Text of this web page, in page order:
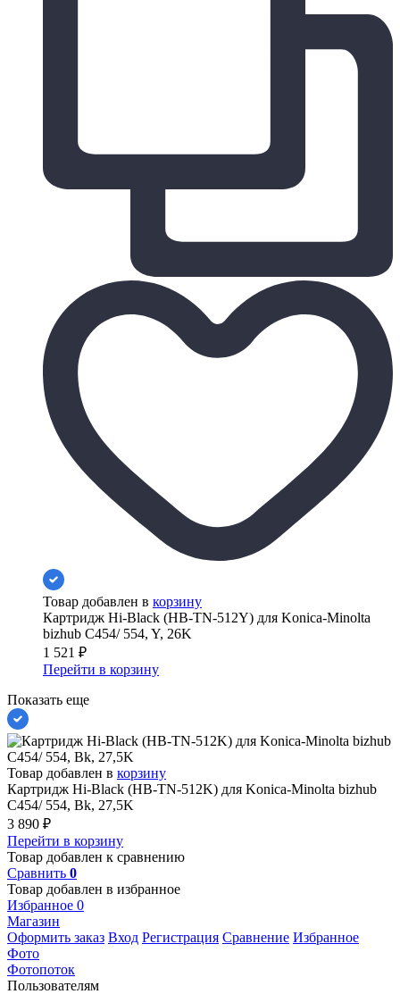
Товар добавлен в корзину
Картридж Hi-Black (HB-TN-512Y) для Konica-Minolta
bizhub C454/ 554, Y, 26K
1 521 ₽
Перейти в корзину
Показать еще
Товар добавлен в корзину
Картридж Hi-Black (HB-TN-512K) для Konica-Minolta bizhub
C454/ 554, Bk, 27,5K
3 890 ₽
Перейти в корзину
Товар добавлен к сравнению
Сравнить 0
Товар добавлен в избранное
Избранное 0
Магазин
Оформить заказ Вход Регистрация Сравнение Избранное
Фото
Фотопоток
Пользователям